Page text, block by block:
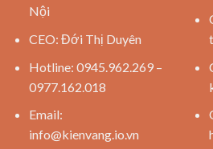
Nội
CEO: Đới Thị Duyên
Hotline: 0945.962.269 –
0977.162.018
Email:
info@kienvang.io.vn